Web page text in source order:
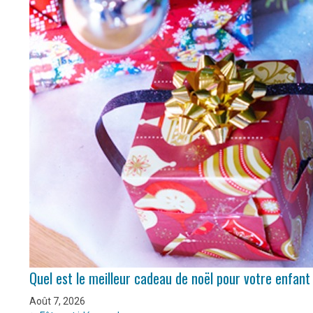
Quel est le meilleur cadeau de noël pour votre
Août 7, 2026